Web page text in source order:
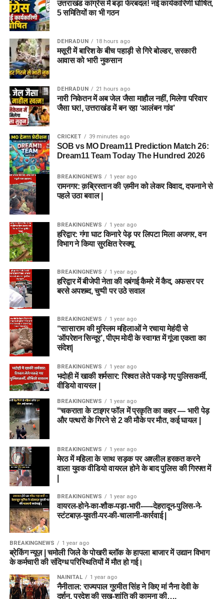
उत्तराखंड कांग्रेस में बड़ा फेरबदल! नई कार्यकारिणी घोषित,
5 समितियों का भी गठन
DEHRADUN 18 hours ago
मसूरी में बारिश के बीच पहाड़ी से गिरे बोल्डर, सरकारी
आवास को भारी नुकसान
DEHRADUN 21 hours ago
नारी निकेतन में अब जेल जैसा माहौल नहीं, मिलेगा परिवार
जैसा घर!, उत्तराखंड में बन रहा ‘आलंबन गांव’
CRICKET 39 minutes ago
SOB vs MO Dream11 Prediction Match 26:
Dream11 Team Today The Hundred 2026
BREAKINGNEWS 1 year ago
रामनगर: क़ब्रिस्तान की ज़मीन को लेकर विवाद, दफनाने से
पहले उठा बवाल |
BREAKINGNEWS 1 year ago
हरिद्वार: गंगा घाट किनारे पेड़ पर लिपटा मिला अजगर, वन
विभाग ने किया सुरक्षित रेस्क्यू
BREAKINGNEWS 1 year ago
हरिद्वार में बीजेपी नेता की दबंगई कैमरे में कैद, अफसर पर
बरसे अपशब्द, चुप्पी पर उठे सवाल
BREAKINGNEWS 1 year ago
“सासाराम की मुस्लिम महिलाओं ने रचाया मेहंदी से
‘ऑपरेशन सिन्दूर’, पीएम मोदी के स्वागत में गूंजा एकता का
संदेश|
BREAKINGNEWS 1 year ago
भदोही में खाकी शर्मसार: रिश्वत लेते पकड़े गए पुलिसकर्मी,
वीडियो वायरल |
BREAKINGNEWS 1 year ago
“चकराता के टाइगर फॉल में प्रकृति का कहर — भारी पेड़
और पत्थरों के गिरने से 2 की मौके पर मौत, कई घायल |
BREAKINGNEWS 1 year ago
मेरठ में महिला के साथ सड़क पर अश्लील हरकत करने
वाला युवक वीडियो वायरल होने के बाद पुलिस की गिरफ्त में
BREAKINGNEWS 1 year ago
वायरल-होने-का-शौक-पड़ा-भारी-—-देहरादून-पुलिस-ने-
स्टंटबाज़-युवती-पर-की-चालानी-कार्रवाई |
BREAKINGNEWS 1 year ago
ब्रेकिंग न्यूज़ | चमोली जिले के पोखरी ब्लॉक के हापला बाजार में उद्यान विभाग
के कर्मचारी की संदिग्ध परिस्थितियों में मौत हो गई।
NAINITAL 1 year ago
नैनीताल: राज्यपाल गुरमीत सिंह ने किए मां नैना देवी के
दर्शन, प्रदेश की सुख-शांति की कामना की….